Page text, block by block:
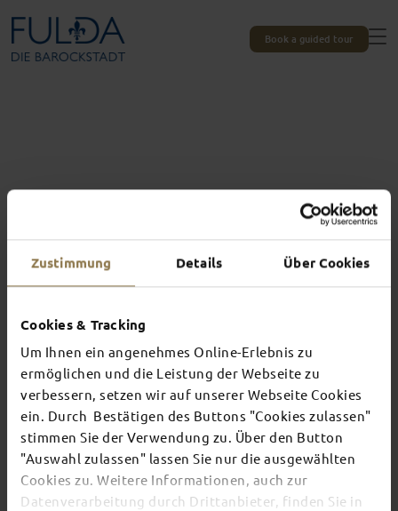
Zustimmung Details Über Cookies
Cookies & Tracking
Um Ihnen ein angenehmes Online-Erlebnis zu
ermöglichen und die Leistung der Webseite zu
verbessern, setzen wir auf unserer Webseite Cookies
ein. Durch Bestätigen des Buttons "Cookies zulassen"
stimmen Sie der Verwendung zu. Über den Button
"Auswahl zulassen" lassen Sie nur die ausgewählten
Cookies zu. Weitere Informationen, auch zur
Datenverarbeitung durch Drittanbieter, finden Sie in
Book a guided tour
Experiences unique to Fulda
TOP EVENTS
There's always something going on in Fulda:
whether it's a concert, a musical, a fun-filled
guided tour or a theatre performance – this is the